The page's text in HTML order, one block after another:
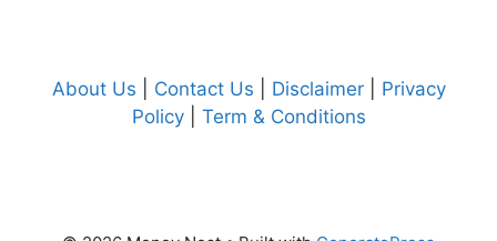
About Us Contact Us Disclaimer| Privacy
Policy| Term & Conditions